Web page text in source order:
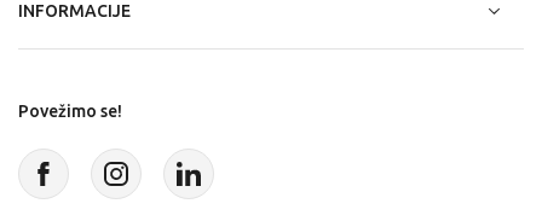
INFORMACIJE
Povežimo se!